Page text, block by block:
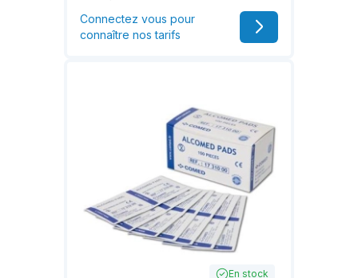
Connectez vous pour
connaître nos tarifs
En stock